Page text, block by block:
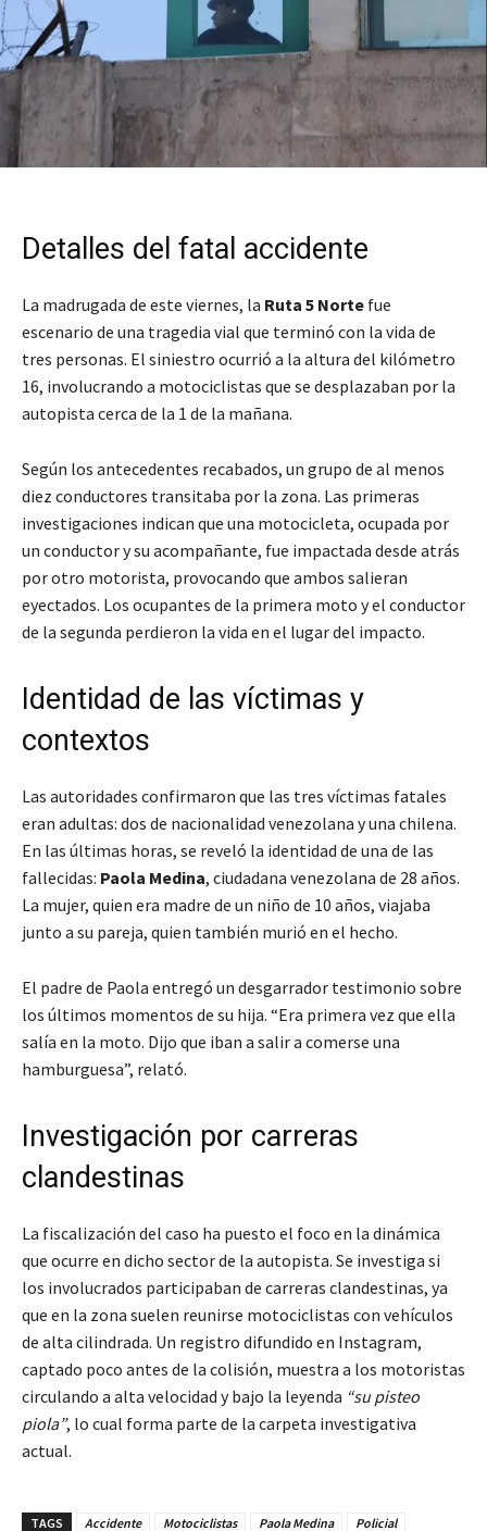
Detalles del fatal accidente
La madrugada de este viernes, la Ruta 5 Norte fue
escenario de una tragedia vial que terminó con la vida de
tres personas. El siniestro ocurrió a la altura del kilómetro
16, involucrando a motociclistas que se desplazaban por la
autopista cerca de la 1 de la mañana.
Según los antecedentes recabados, un grupo de al menos
diez conductores transitaba por la zona. Las primeras
investigaciones indican que una motocicleta, ocupada por
un conductor y su acompañante, fue impactada desde atrás
por otro motorista, provocando que ambos salieran
eyectados. Los ocupantes de la primera moto y el conductor
de la segunda perdieron la vida en el lugar del impacto.
Identidad de las víctimas y
contextos
Las autoridades confirmaron que las tres víctimas fatales
eran adultas: dos de nacionalidad venezolana y una chilena.
En las últimas horas, se reveló la identidad de una de las
fallecidas: Paola Medina, ciudadana venezolana de 28 años.
La mujer, quien era madre de un niño de 10 años, viajaba
junto a su pareja, quien también murió en el hecho.
El padre de Paola entregó un desgarrador testimonio sobre
los últimos momentos de su hija. “Era primera vez que ella
salía en la moto. Dijo que iban a salir a comerse una
hamburguesa”, relató.
Investigación por carreras
clandestinas
La fiscalización del caso ha puesto el foco en la dinámica
que ocurre en dicho sector de la autopista. Se investiga si
los involucrados participaban de carreras clandestinas, ya
que en la zona suelen reunirse motociclistas con vehículos
de alta cilindrada. Un registro difundido en Instagram,
captado poco antes de la colisión, muestra a los motoristas
circulando a alta velocidad y bajo la leyenda “su pisteo
piola”, lo cual forma parte de la carpeta investigativa
actual.
TAGS Accidente Motociclistas Paola Medina Policial